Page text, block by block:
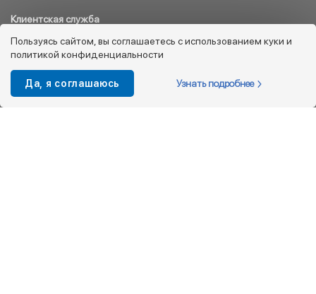
Клиентская служба
8 800 333 08 45
info@kotofey.ru
Магазины в Москва (50)
Пользуясь сайтом, вы соглашаетесь с использованием куки и
политикой конфиденциальности
Да, я соглашаюсь Узнать подробнее